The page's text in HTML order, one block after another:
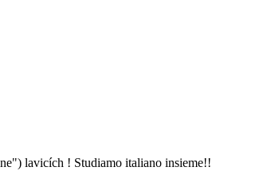
lavicích ! Studiamo italiano insieme!!